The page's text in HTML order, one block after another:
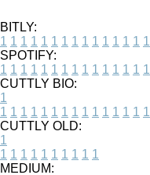
BITLY:
1 1 1 1 1 1 1 1 1 1 1 1 1 1 1
SPOTIFY:
1 1 1 1 1 1 1 1 1 1 1 1 1 1 1
CUTTLY BIO:
1
1 1 1 1 1 1 1 1 1 1 1 1 1 1 1
CUTTLY OLD:
1
1 1 1 1 1 1 1 1 1 1
MEDIUM: